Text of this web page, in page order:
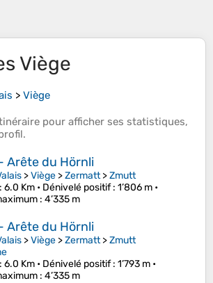
Viège
> Viège
pour afficher ses statistiques,
.
Arête du Hörnli
>Viège >Zermatt>Zmutt
: 6.0 Km • Dénivelé positif: 1’806 m •
: 4’335 m
Arête du Hörnli
>Viège >Zermatt>Zmutt
: 6.0 Km • Dénivelé positif: 1’793 m •
: 4’335 m